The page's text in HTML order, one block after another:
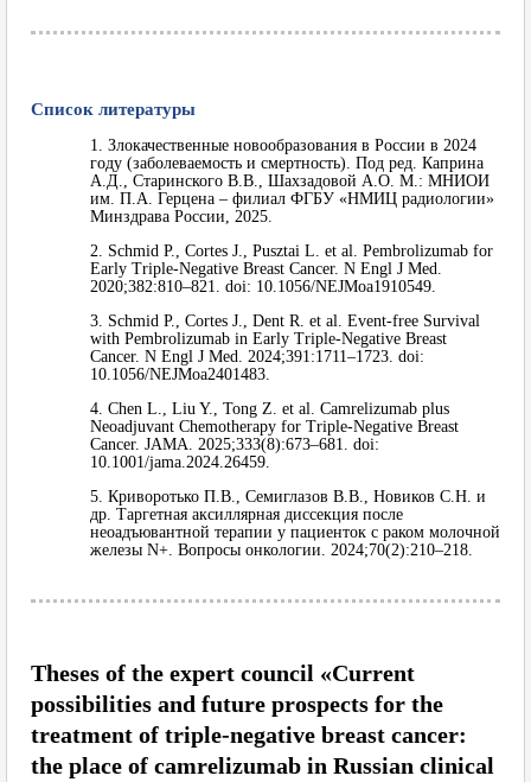
Список литературы
1. Злокачественные новообразования в России в 2024
году (заболеваемость и смертность). Под ред. Каприна
А.Д., Старинского В.В., Шахзадовой А.О. М.: МНИОИ
им. П.А. Герцена – филиал ФГБУ «НМИЦ радиологии»
Минздрава России, 2025.
2. Schmid P., Cortes J., Pusztai L. et al. Pembrolizumab for
Early Triple-Negative Breast Cancer. N Engl J Med.
2020;382:810–821. doi: 10.1056/NEJMoa1910549.
3. Schmid P., Cortes J., Dent R. et al. Event-free Survival
with Pembrolizumab in Early Triple-Negative Breast
Cancer. N Engl J Med. 2024;391:1711–1723. doi:
10.1056/NEJMoa2401483.
4. Chen L., Liu Y., Tong Z. et al. Camrelizumab plus
Neoadjuvant Chemotherapy for Triple-Negative Breast
Cancer. JAMA. 2025;333(8):673–681. doi:
10.1001/jama.2024.26459.
5. Криворотько П.В., Семиглазов В.В., Новиков С.Н. и
др. Таргетная аксиллярная диссекция после
неоадъювантной терапии у пациенток с раком молочной
железы N+. Вопросы онкологии. 2024;70(2):210–218.
Theses of the expert council «Current
possibilities and future prospects for the
treatment of triple-negative breast cancer:
the place of camrelizumab in Russian clinical